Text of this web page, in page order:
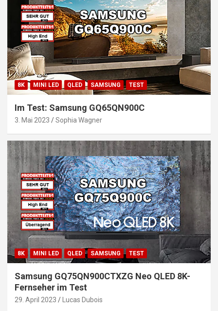
8K MINI LED QLED SAMSUNG TEST
Im Test: Samsung GQ65QN900C
3. Mai 2023 Sophia Wagner
8K MINI LED QLED SAMSUNG TEST
Samsung GQ75QN900CTXZG Neo QLED 8K-
Fernseher im Test
29. April 2023 Lucas Dubois